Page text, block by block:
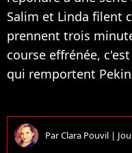
Salim et Linda filent
prennent trois
course effrénée,
qui remportent Pekin
ParClara Pouvil |